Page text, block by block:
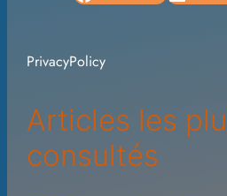
v
s
PrivacyPolicy
Articles les
consultés